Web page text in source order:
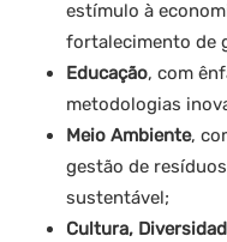
estímulo à
fortalecimento de
Educação, com
metodologias
Meio Ambiente,
gestão de
sustentável;
Cultura,